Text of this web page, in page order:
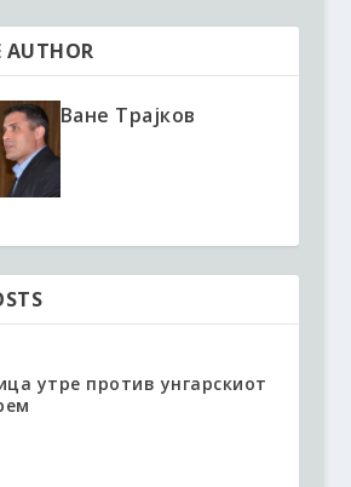
AUTHOR
Ване Трајков
утре против унгарскиот